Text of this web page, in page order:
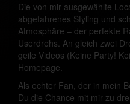
Die von mir ausgewählte
abgefahrenes Styling und
Atmosphäre – der perfekte
Userdrehs. An gleich zwei
geile Videos (Keine Party!
Homepage.
Als echter Fan, der in mein
Du die Chance mit mir zu